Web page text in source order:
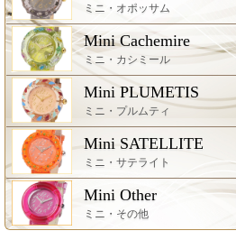
ミニ・オポッサム
Mini Cachemire
ミニ・カシミール
Mini PLUMETIS
ミニ・プルムティ
Mini SATELLITE
ミニ・サテライト
Mini Other
ミニ・その他